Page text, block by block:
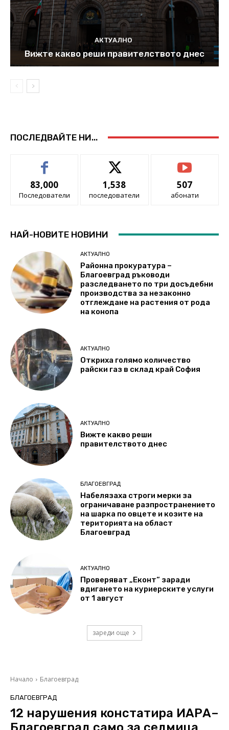
АКТУАЛНО
Вижте какво реши правителството днес
ПОСЛЕДВАЙТЕ НИ...
83,000
Последователи
1,538
последователи
507
абонати
НАЙ-НОВИТЕ НОВИНИ
АКТУАЛНО
Районна прокуратура –
Благоевград ръководи
разследването по три досъдебни
производства за незаконно
отглеждане на растения от рода
на конопа
АКТУАЛНО
Откриха голямо количество
райски газ в склад край София
АКТУАЛНО
Вижте какво реши
правителството днес
БЛАГОЕВГРАД
Набелязаха строги мерки за
ограничаване разпространението
на шарка по овцете и козите на
територията на област
Благоевград
АКТУАЛНО
Проверяват „Еконт“ заради
вдигането на куриерските услуги
от 1 август
зареди още